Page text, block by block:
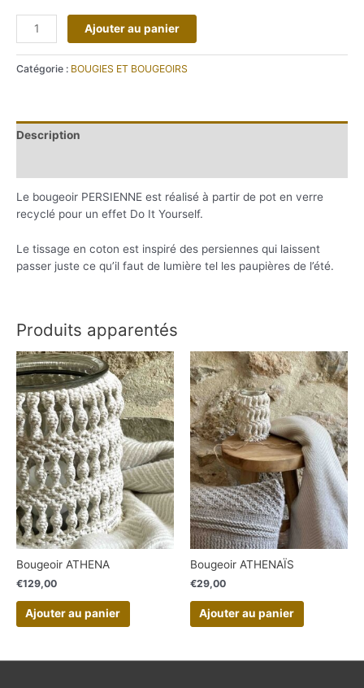
quantité
Bougeoir
PERSIENNE
Ajouter au panier
Catégorie : BOUGIES ET BOUGEOIRS
Description
Le bougeoir PERSIENNE est réalisé à partir de pot en verre
recyclé pour un effet Do It Yourself.
Le tissage en coton est inspiré des persiennes qui laissent
passer juste ce qu’il faut de lumière tel les paupières de l’été.
Produits apparentés
Bougeoir ATHENA
€129,00
Ajouter au panier
Bougeoir ATHENAÏS
€29,00
Ajouter au panier